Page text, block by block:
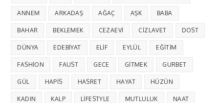
ANNEM ARKADAŞ AĞAÇ AŞK BABA
BAHAR BEKLEMEK CEZAEVI CIZLAVET DOST
DÜNYA EDEBIYAT ELIF EYLÜL EĞITIM
FASHION FAUST GECE GITMEK GURBET
GÜL HAPIS HASRET HAYAT HÜZÜN
KADIN KALP LIFESTYLE MUTLULUK NAAT